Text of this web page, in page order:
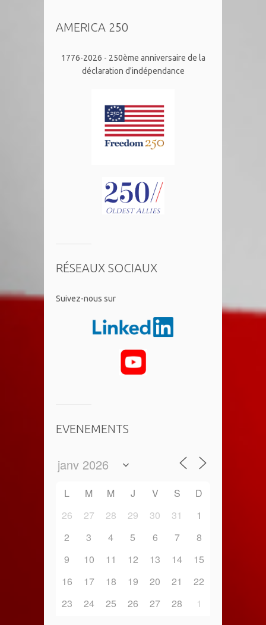
AMERICA 250
1776-2026 - 250ème anniversaire de la
déclaration d'indépendance
RÉSEAUX SOCIAUX
​Suivez-nous sur
EVENEMENTS
L M M J V S
D
26
27 28 29 30 31
1
2
3 4 5 6 7
8
9
10 11 12 13 14
15
16
17 18 19 20 21
22
23
24 25 26 27 28 1